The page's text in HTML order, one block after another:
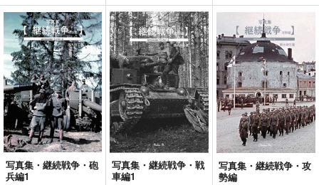
写真集・継続戦争・砲
兵編1
写真集・継続戦争・戦
車編1
写真集・継続戦争・攻
勢編